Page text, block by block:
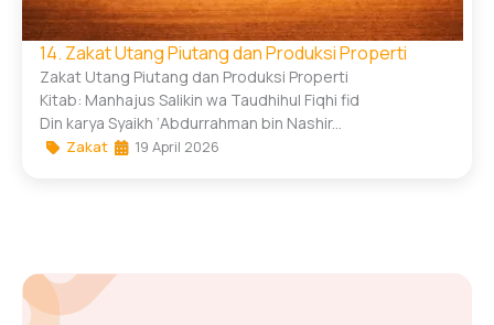
14. Zakat Utang Piutang dan Produksi Properti
Zakat Utang Piutang dan Produksi Properti
Kitab: Manhajus Salikin wa Taudhihul Fiqhi fid
Din karya Syaikh ‘Abdurrahman bin Nashir...
Zakat 19 April 2026